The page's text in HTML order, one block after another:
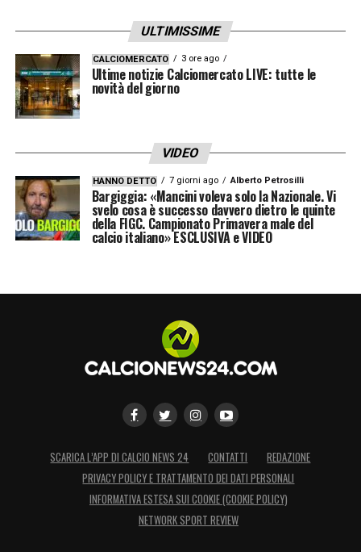
LA PLAYLIST DELLE NOSTRE TOP NEWS
ULTIMISSIME
CALCIOMERCATO 3 ore ago
Ultime notizie Calciomercato LIVE: tutte le
novità del giorno
VIDEO
HANNO DETTO 7 giorni ago Alberto Petrosilli
Bargiggia: «Mancini voleva solo la Nazionale. Vi
svelo cosa è successo davvero dietro le quinte
della FIGC. Campionato Primavera male del
calcio italiano» ESCLUSIVA e VIDEO
SCARICA L’APP DI CALCIO NEWS 24 CONTATTI
REDAZIONE
PRIVACY POLICY E TRATTAMENTO DEI DATI PERSONALI
INFORMATIVA ESTESA SUI COOKIE (COOKIE POLICY)
NETWORK SPORT REVIEW